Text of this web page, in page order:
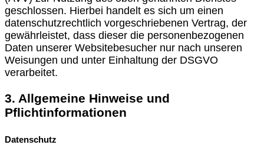
geschlossen. Hierbei handelt es sich um einen
datenschutzrechtlich vorgeschriebenen Vertrag, der
gewährleistet, dass dieser die personenbezogenen
Daten unserer Websitebesucher nur nach unseren
Weisungen und unter Einhaltung der DSGVO
verarbeitet.
3. Allgemeine Hinweise und
Pflichtinformationen
Datenschutz